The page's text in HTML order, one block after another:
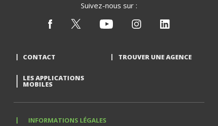
Suivez-nous sur :
CONTACT TROUVER UNE AGENCE
LES APPLICATIONS
MOBILES
INFORMATIONS LÉGALES